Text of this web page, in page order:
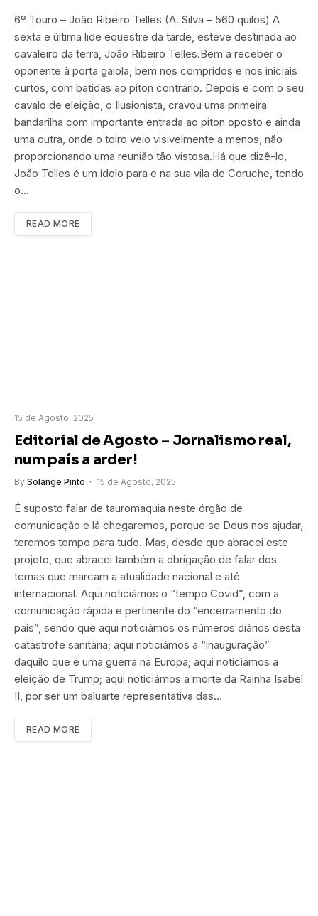
6º Touro – João Ribeiro Telles (A. Silva – 560 quilos) A
sexta e última lide equestre da tarde, esteve destinada ao
cavaleiro da terra, João Ribeiro Telles.Bem a receber o
oponente à porta gaiola, bem nos compridos e nos iniciais
curtos, com batidas ao piton contrário. Depois e com o seu
cavalo de eleição, o Ilusionista, cravou uma primeira
bandarilha com importante entrada ao piton oposto e ainda
uma outra, onde o toiro veio visivelmente a menos, não
proporcionando uma reunião tão vistosa.Há que dizê-lo,
João Telles é um ídolo para e na sua vila de Coruche, tendo
o…
READ MORE
15 de Agosto, 2025
Editorial de Agosto – Jornalismo real,
num país a arder!
By Solange Pinto 15 de Agosto, 2025
É suposto falar de tauromaquia neste órgão de
comunicação e lá chegaremos, porque se Deus nos ajudar,
teremos tempo para tudo. Mas, desde que abracei este
projeto, que abracei também a obrigação de falar dos
temas que marcam a atualidade nacional e até
internacional. Aqui noticiámos o “tempo Covid”, com a
comunicação rápida e pertinente do “encerramento do
país”, sendo que aqui noticiámos os números diários desta
catástrofe sanitária; aqui noticiámos a “inauguração”
daquilo que é uma guerra na Europa; aqui noticiámos a
eleição de Trump; aqui noticiámos a morte da Rainha Isabel
II, por ser um baluarte representativa das…
READ MORE